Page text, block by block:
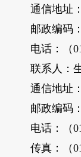
通信地址：
邮政编码：
电话：（
联系人：生
通信地址：
邮政编码：
电话：（
传真：（